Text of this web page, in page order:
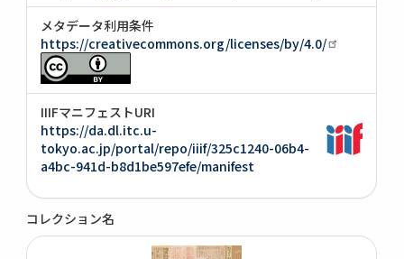
メタデータ利用条件
https://creativecommons.org/licenses/by/4.0/
IIIFマニフェストURI
https://da.dl.itc.u-
tokyo.ac.jp/portal/repo/iiif/325c1240-06b4-
a4bc-941d-b8d1be597efe/manifest
コレクション名